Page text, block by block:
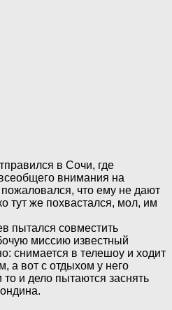
в Сочи, где
внимания на
что ему не дают
тут же похвастался, мол, им
пытался совместить
миссию известный
снимается в телешоу и ходит
а вот с отдыхом у него
и дело пытаются заснять